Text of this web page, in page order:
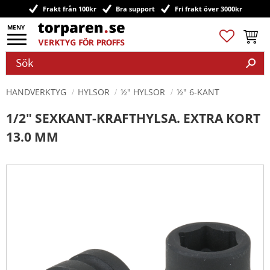
Meny
Frakt från 100kr Bra support Fri frakt över 3000kr
Favoriter
HANDVERKTYG HYLSOR ½" HYLSOR ½" 6-KANT
1/2" SEXKANT-KRAFTHYLSA. EXTRA KORT
13.0 MM